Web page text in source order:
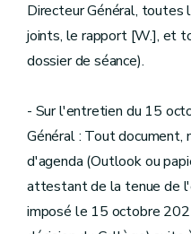
Directeur Général, toutes
joints, le rapport [W.], et
dossier de séance).
- Sur l'entretien du 15
Général : Tout document,
d'agenda (Outlook ou
attestant de la tenue de
imposé le 15 octobre